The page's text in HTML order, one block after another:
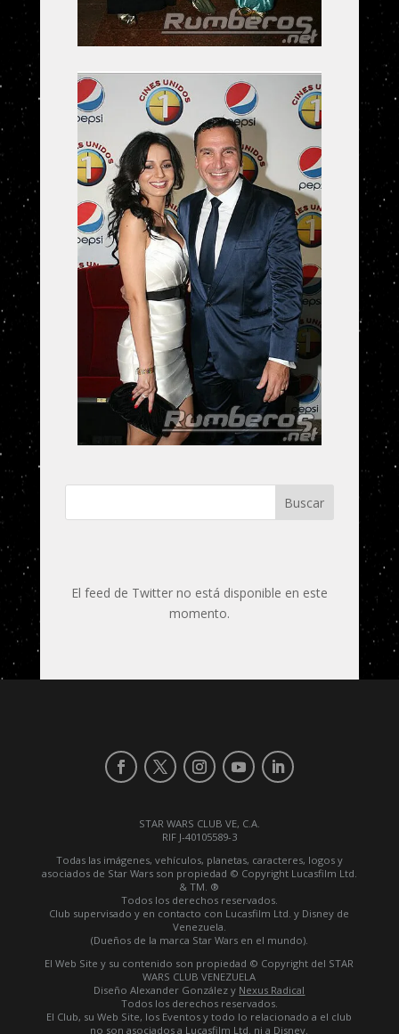
Buscar
El feed de Twitter no está disponible en este
momento.
STAR WARS CLUB VE, C.A.
RIF J-40105589-3
Todas las imágenes, vehículos, planetas, caracteres, logos y
asociados de Star Wars son propiedad © Copyright Lucasfilm Ltd.
& TM. ®
Todos los derechos reservados.
Club supervisado y en contacto con Lucasfilm Ltd. y Disney de
Venezuela.
(Dueños de la marca Star Wars en el mundo).
El Web Site y su contenido son propiedad © Copyright del STAR
WARS CLUB VENEZUELA
Diseño Alexander González y Nexus Radical
Todos los derechos reservados.
El Club, su Web Site, los Eventos y todo lo relacionado a el club
no son asociados a Lucasfilm Ltd. ni a Disney.